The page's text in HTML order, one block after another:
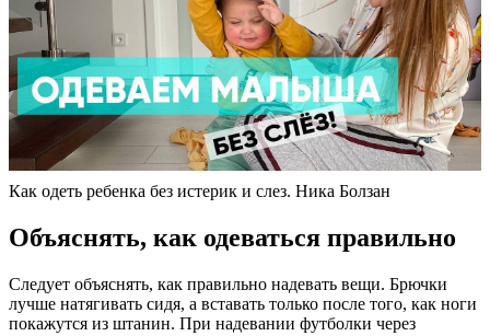
Как одеть ребенка без истерик и слез. Ника Болзан
Объяснять, как одеваться правильно
Следует объяснять, как правильно надевать вещи. Брючки
лучше натягивать сидя, а вставать только после того, как ноги
покажутся из штанин. При надевании футболки через